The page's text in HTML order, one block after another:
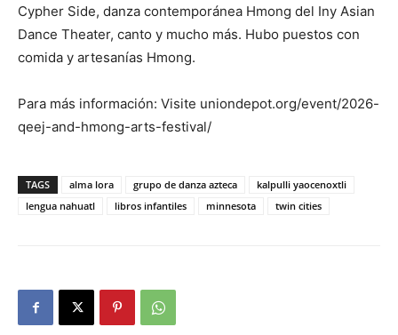
Cypher Side, danza contemporánea Hmong del Iny Asian
Dance Theater, canto y mucho más. Hubo puestos con
comida y artesanías Hmong.
Para más información: Visite uniondepot.org/event/2026-
qeej-and-hmong-arts-festival/
TAGS alma lora grupo de danza azteca
kalpulli yaocenoxtli
lengua nahuatl
libros infantiles minnesota twin cities